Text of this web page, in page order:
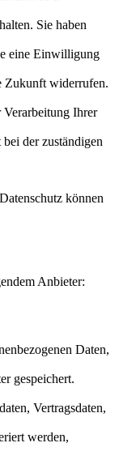
Sie haben
eine Einwilligung
Zukunft widerrufen.
Verarbeitung Ihrer
der zuständigen
können
Anbieter:
Daten,
gespeichert.
Vertragsdaten,
werden,